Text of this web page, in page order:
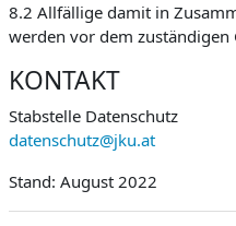
8.2 Allfällige damit in
werden vor dem zuständigen
KONTAKT
Stabstelle Datenschutz
datenschutz@jku.at
Stand: August 2022